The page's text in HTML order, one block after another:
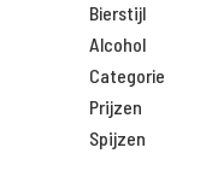
Bierstijl
Alcohol
Categorie
Prijzen
Spijzen